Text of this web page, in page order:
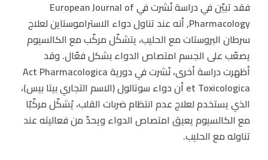
فقد تبيّن في دراسة نُشرت في European Journal of
Pharmacology, أنه عند تناول دواء الاستراموستاين لعلاج
سرطان البروستات مع الحليب، يتشكّل مركّب مع الكالسيوم
يصعّب على الجسم امتصاص الدواء بشكل فعّال. وقد
أظهرت دراسة أخرى، نُشرت في دورية Act Pharmacologica
et Toxicologica أن دواء سوتالول (الاسم التجاري بيتا بيس)،
الذي يستخدم لعلاج عدم انتظام ضربات القلب، يُشكّل مركّبًا
مع الكالسيوم يعيق امتصاص الدواء ويحدّ من فعاليته عند
تناوله مع الحليب.